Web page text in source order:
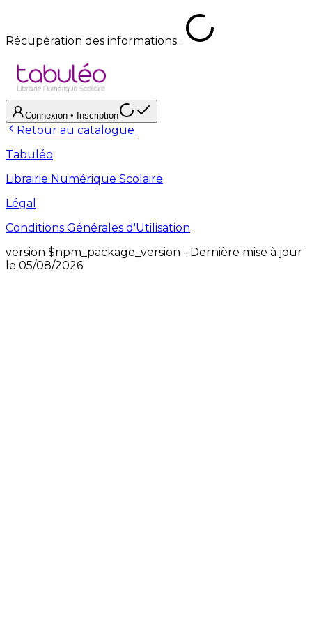
Récupération des informations...
Connexion • Inscription
Retour au catalogue
Tabuléo
Librairie Numérique Scolaire
Légal
Conditions Générales d'Utilisation
version $npm_package_version - Dernière mise à jour
le 05/08/2026